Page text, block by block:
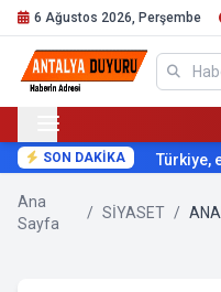
6 Ağustos 2026, Perşembe
SON DAKİKA Türkiye,
Ana
Sayfa
/ SİYASET /